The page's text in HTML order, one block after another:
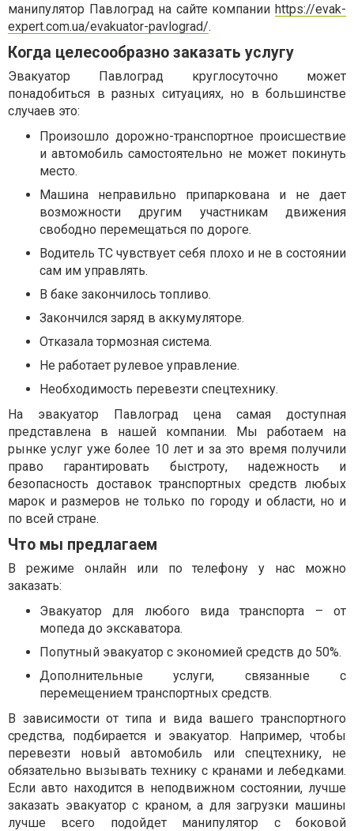
манипулятор Павлоград на сайте компании https://evak-
expert.com.ua/evakuator-pavlograd/.
Когда целесообразно заказать услугу
Эвакуатор Павлоград круглосуточно может
понадобиться в разных ситуациях, но в большинстве
случаев это:
Произошло дорожно-транспортное происшествие
и автомобиль самостоятельно не может покинуть
место.
Машина неправильно припаркована и не дает
возможности другим участникам движения
свободно перемещаться по дороге.
Водитель ТС чувствует себя плохо и не в состоянии
сам им управлять.
В баке закончилось топливо.
Закончился заряд в аккумуляторе.
Отказала тормозная система.
Не работает рулевое управление.
Необходимость перевезти спецтехнику.
На эвакуатор Павлоград цена самая доступная
представлена в нашей компании. Мы работаем на
рынке услуг уже более 10 лет и за это время получили
право гарантировать быстроту, надежность и
безопасность доставок транспортных средств любых
марок и размеров не только по городу и области, но и
по всей стране.
Что мы предлагаем
В режиме онлайн или по телефону у нас можно
заказать:
Эвакуатор для любого вида транспорта – от
мопеда до экскаватора.
Попутный эвакуатор с экономией средств до 50%.
Дополнительные услуги, связанные с
перемещением транспортных средств.
В зависимости от типа и вида вашего транспортного
средства, подбирается и эвакуатор. Например, чтобы
перевезти новый автомобиль или спецтехнику, не
обязательно вызывать технику с кранами и лебедками.
Если авто находится в неподвижном состоянии, лучше
заказать эвакуатор с краном, а для загрузки машины
лучше всего подойдет манипулятор с боковой